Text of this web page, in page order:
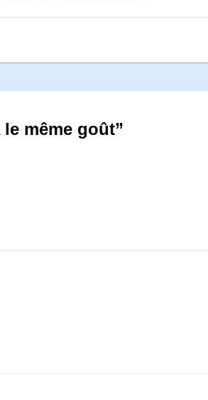
même goût”